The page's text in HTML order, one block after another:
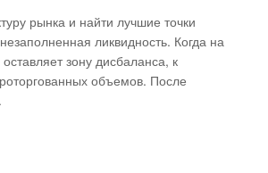
рынка и найти лучшие точки
ликвидность. Когда на
зону дисбаланса, к
объемов. После